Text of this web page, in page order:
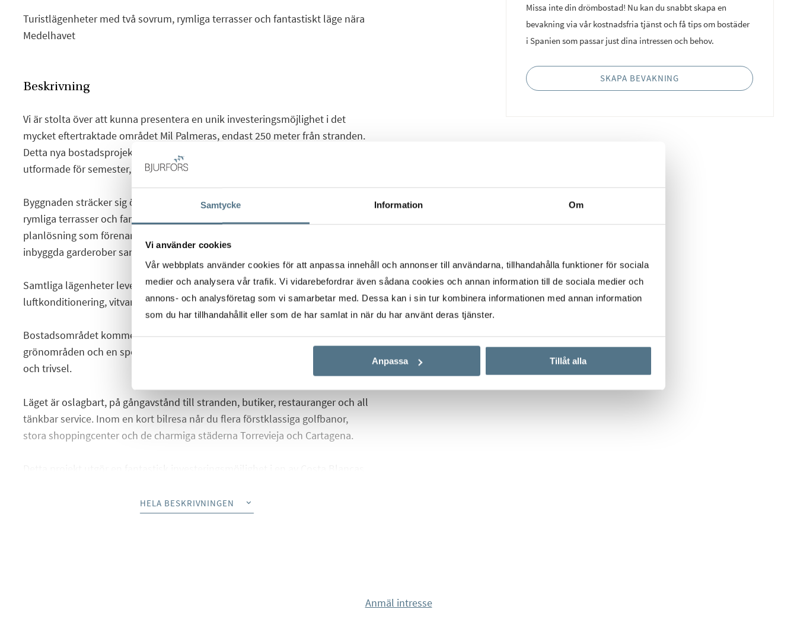
Samtycke Information Om
Vi använder cookies
Vår webbplats använder cookies för att anpassa innehåll och annonser till användarna, tillhandahålla funktioner för sociala
medier och analysera vår trafik. Vi vidarebefordrar även sådana cookies och annan information till de sociala medier och
annons- och analysföretag som vi samarbetar med. Dessa kan i sin tur kombinera informationen med annan information
som du har tillhandahållit eller som de har samlat in när du har använt deras tjänster.
Anpassa Tillåt alla
Missa inte din drömbostad! Nu kan du snabbt skapa en
bevakning via vår kostnadsfria tjänst och få tips om bostäder
i Spanien som passar just dina intressen och behov.
SKAPA BEVAKNING
Turistlägenheter med två sovrum, rymliga terrasser och fantastiskt läge nära
Medelhavet
Beskrivning
Vi är stolta över att kunna presentera en unik investeringsmöjlighet i det
mycket eftertraktade området Mil Palmeras, endast 250 meter från stranden.
Detta nya bostadsprojekt består av 24 moderna turistlägenheter, perfekt
utformade för semester, uthyrning eller året-runt-boende.
Byggnaden sträcker sig över fem våningar och erbjuder lägenheter med
rymliga terrasser och fantastisk havsutsikt. Varje bostad har en ljus öppen
planlösning som förenar kök och vardagsrum, två stora sovrum med
inbyggda garderober samt ett fullt utrustat badrum.
Samtliga lägenheter levereras fullt möblerade och utrustade med installerad
luftkonditionering, vitvaror, belysning samt egen parkeringsplats och förråd.
Bostadsområdet kommer dessutom att erbjuda vackert anlagda
grönområden och en spektakulär gemensam pool – perfekt för avkoppling
och trivsel.
Läget är oslagbart, på gångavstånd till stranden, butiker, restauranger och all
tänkbar service. Inom en kort bilresa når du flera förstklassiga golfbanor,
stora shoppingcenter och de charmiga städerna Torrevieja och Cartagena.
HELA BESKRIVNINGEN
Anmäl intresse